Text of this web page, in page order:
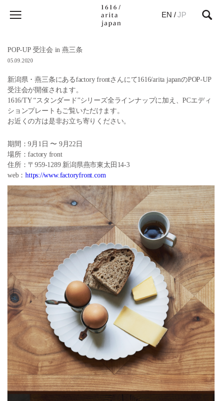
EN /JP
POP-UP 受注会 in 燕三条
05.09.2020
新潟県・燕三条にあるfactory frontさんにて1616/arita japanのPOP-UP
受注会が開催されます。
1616/TY “スタンダード”シリーズ全ラインナップに加え、PCエディ
ションプレートもご覧いただけます。
お近くの方は是非お立ち寄りください。
期間：9月1日 〜 9月22日
場所：factory front
住所：〒959-1289 新潟県燕市東太田14-3
web：https://www.factoryfront.com